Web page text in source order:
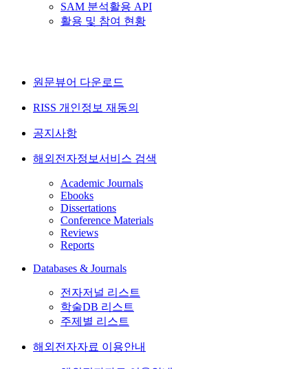
SAM 분석활용 API
활용 및 참여 현황
원문뷰어 다운로드
RISS 개인정보 재동의
공지사항
해외전자정보서비스 검색
Academic Journals
Ebooks
Dissertations
Conference Materials
Reviews
Reports
Databases & Journals
전자저널 리스트
학술DB 리스트
주제별 리스트
해외전자자료 이용안내